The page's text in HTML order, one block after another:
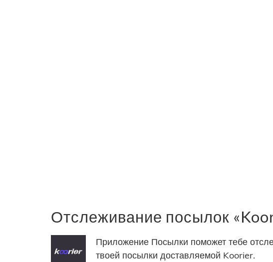
Отслеживание посылок
Приложение Посылки поможет тебе
твоей посылки доставляемой Koorier.